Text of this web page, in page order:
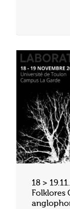
18 >
Folklores